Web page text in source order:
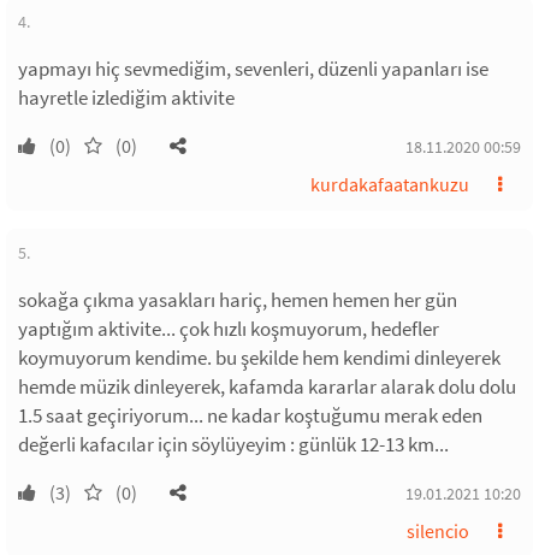
4.
yapmayı hiç sevmediğim, sevenleri, düzenli yapanları ise
hayretle izlediğim aktivite
(0) (0) 18.11.2020 00:59
kurdakafaatankuzu
5.
sokağa çıkma yasakları hariç, hemen hemen her gün
yaptığım aktivite... çok hızlı koşmuyorum, hedefler
koymuyorum kendime. bu şekilde hem kendimi dinleyerek
hemde müzik dinleyerek, kafamda kararlar alarak dolu dolu
1.5 saat geçiriyorum... ne kadar koştuğumu merak eden
değerli kafacılar için söylüyeyim : günlük 12-13 km...
(3) (0) 19.01.2021 10:20
silencio